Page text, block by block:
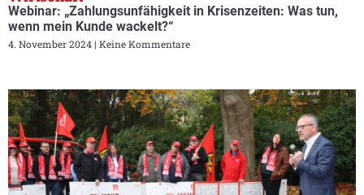
Webinar: „Zahlungsunfähigkeit in Krisenzeiten: Was tun,
wenn mein Kunde wackelt?“
4. November 2024 Keine Kommentare